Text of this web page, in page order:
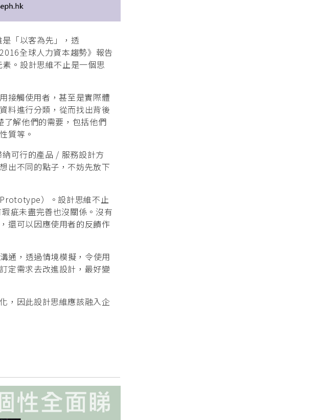
「以客為先」，透
全球人力資本趨勢》報告
。設計思維不止是一個思
接觸使用者，甚至是實際體
料進行分類，從而找出背後
解他們的需要，包括他們
質等。
可行的產品 / 服務設計方
出不同的點子，不妨先放下
）。設計思維不止
疵未盡完善也沒關係。沒有
還可以因應使用者的反饋作
通，透過情境模擬，令使用
定需求去改進設計，最好變
，因此設計思維應該融入企